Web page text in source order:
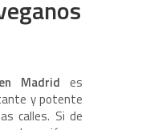
Madrid es
y potente
calles. Si de